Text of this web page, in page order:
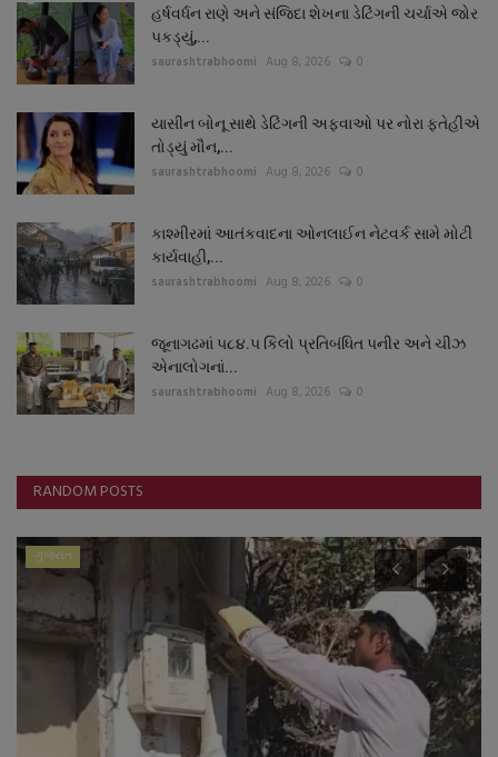
ગુનાખોરી
બોલિવૂડ
સ્વાસ્થ્ય
હર્ષવર્ધન રાણે અને સંજિદા શેખના ડેટિંગની ચર્ચાએ જોર
પકડ્યું,...
saurashtrabhoomi Aug 8, 2026 0
યાસીન બોનૂ સાથે ડેટિંગની અફવાઓ પર નોરા ફતેહીએ
તોડ્યું મૌન,...
saurashtrabhoomi Aug 8, 2026 0
કાશ્મીરમાં આતંકવાદના ઓનલાઈન નેટવર્ક સામે મોટી
કાર્યવાહી,...
saurashtrabhoomi Aug 8, 2026 0
જૂનાગઢમાં ૫૮૪.૫ કિલો પ્રતિબંધિત પનીર અને ચીઝ
એનાલોગનાં...
saurashtrabhoomi Aug 8, 2026 0
RANDOM POSTS
ગુજરાત